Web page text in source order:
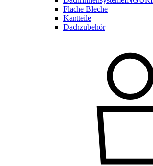
Flache Bleche
Kantteile
Dachzubehör